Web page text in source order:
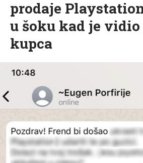
prodaje
u šoku kad je
kupca